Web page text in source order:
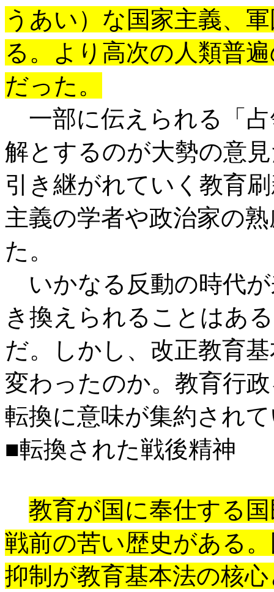
うあい）な国家主義、
る。より高次の人類普
だった。
一部に伝えられる「
解とするのが大勢の意
引き継がれていく教育
主義の学者や政治家の
た。
いかなる反動の時代
き換えられることはあ
だ。しかし、改正教育
変わったのか。教育行
転換に意味が集約され
■転換された戦後精神
教育が国に奉仕する
戦前の苦い歴史がある
抑制が教育基本法の核